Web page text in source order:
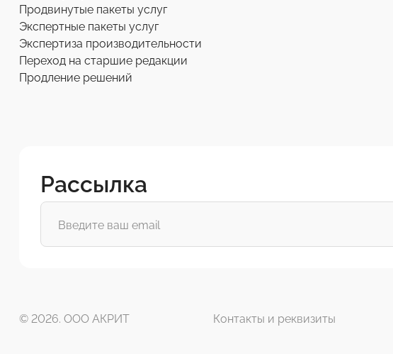
Продвинутые пакеты услуг
Экспертные пакеты услуг
Экспертиза производительности
Переход на старшие редакции
Продление решений
Рассылка
© 2026. ООО АКРИТ Контакты и реквизиты